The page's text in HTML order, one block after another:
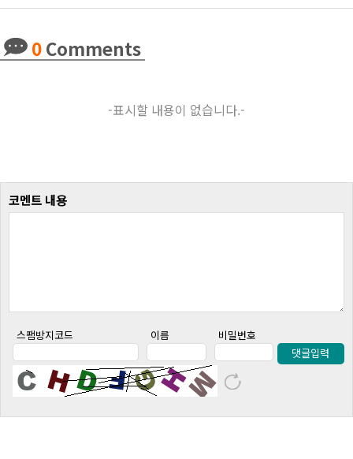
0Comments
-표시할 내용이 없습니다.-
코멘트 내용
스팸방지코드 이름
비밀번호
댓글입력